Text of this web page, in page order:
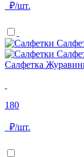
₽/шт.
Салфетка
180
₽/шт.